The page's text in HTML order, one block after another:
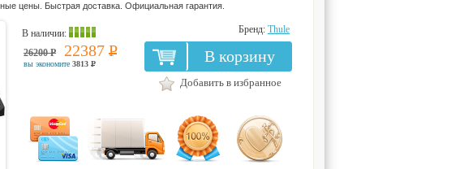
цены. Быстрая доставка. Официальная гарантия.
В наличии: Бренд: Thule
26200 Р 22387 Р
вы экономите 3813 Р В корзину
Добавить в избранное